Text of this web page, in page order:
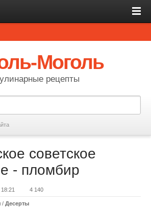
Моголь
рецепты
советское
- пломбир
4 140
/ Десерты